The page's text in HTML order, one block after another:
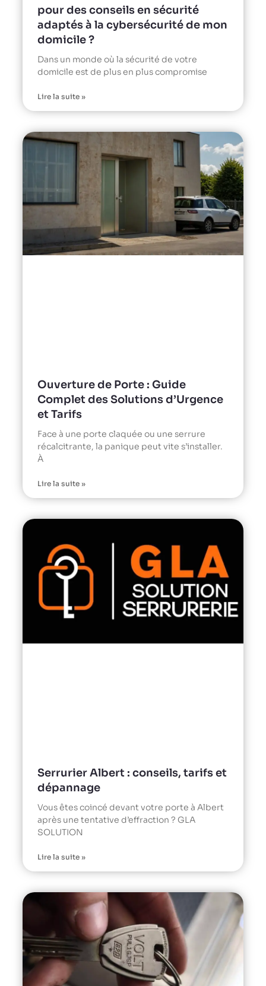
pour des conseils en sécurité
adaptés à la cybersécurité de mon
domicile ?
Dans un monde où la sécurité de votre
domicile est de plus en plus compromise
Lire la suite »
Ouverture de Porte : Guide
Complet des Solutions d’Urgence
et Tarifs
Face à une porte claquée ou une serrure
récalcitrante, la panique peut vite s’installer.
À
Lire la suite »
Serrurier Albert : conseils, tarifs et
dépannage
Vous êtes coincé devant votre porte à Albert
après une tentative d’effraction ? GLA
SOLUTION
Lire la suite »